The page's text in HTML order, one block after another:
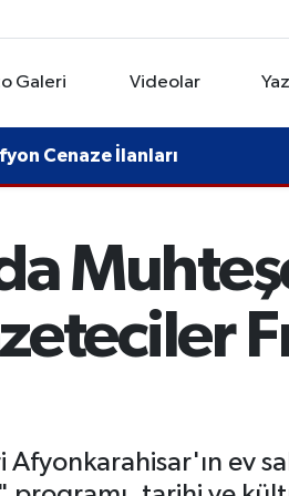
Galeri Videolar
Cenaze İlanları
Afyonkarahisar'ın ev